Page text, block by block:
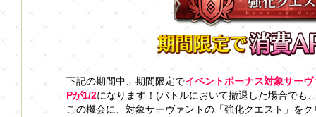
下記の期間中、期間限定でイベントボーナス対象サー
Pが1/2になります！(バトルにおいて撤退した場合でも
この機会に、対象サーヴァントの「強化クエスト」を